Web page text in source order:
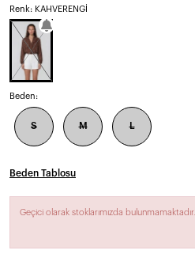
Renk: KAHVERENGİ
Beden:
S M L
Beden Tablosu
Geçici olarak stoklarımızda bulunmamaktadır.